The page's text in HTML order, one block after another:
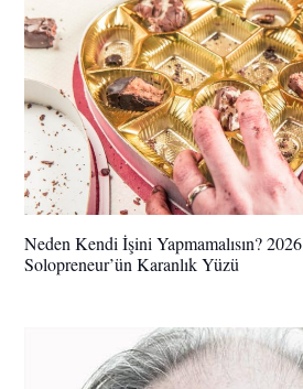
Neden Kendi İşini Yapmamalısın?
Solopreneur’ün Karanlık Yüzü